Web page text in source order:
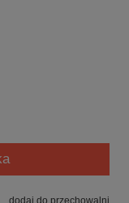
dodaj do przechowalni